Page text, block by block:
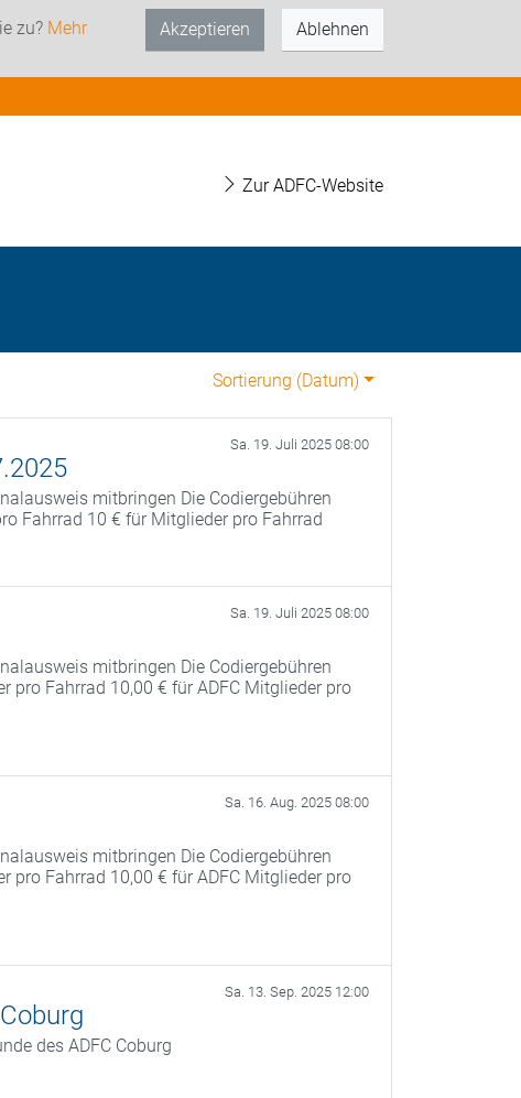
zu? Mehr
Akzeptieren Ablehnen
Zur ADFC-Website
Sortierung (Datum)
Sa. 19. Juli 2025 08:00
mitbringen Die Codiergebühren
Fahrrad 10 € für Mitglieder pro Fahrrad
Sa. 19. Juli 2025 08:00
mitbringen Die Codiergebühren
pro Fahrrad 10,00 € für ADFC Mitglieder pro
Sa. 16. Aug. 2025 08:00
mitbringen Die Codiergebühren
pro Fahrrad 10,00 € für ADFC Mitglieder pro
Sa. 13. Sep. 2025 12:00
des ADFC Coburg